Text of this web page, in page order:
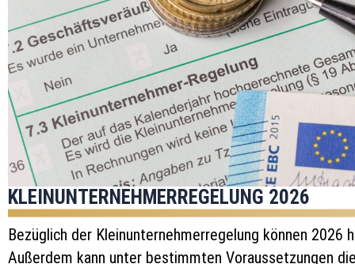
KLEINUNTERNEHMERREGELUNG 2026
Bezüglich der Kleinunternehmerregelung können 2026
Außerdem kann unter bestimmten Voraussetzungen